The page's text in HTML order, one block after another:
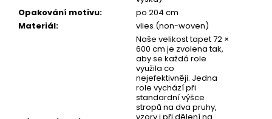
Opakování motivu:
po 204 cm
Materiál: vlies (non-woven)
Naše velikost tapet 72 ×
600 cm je zvolena tak,
aby se každá role
využila co
nejefektivněji. Jedna
role vychází při
standardní výšce
stropů na dva pruhy,
vzory i při dělení na
č
u